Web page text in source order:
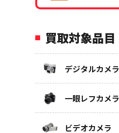
買取対象品目
デジタルカメラ
一眼レフカメラ
ビデオカメラ